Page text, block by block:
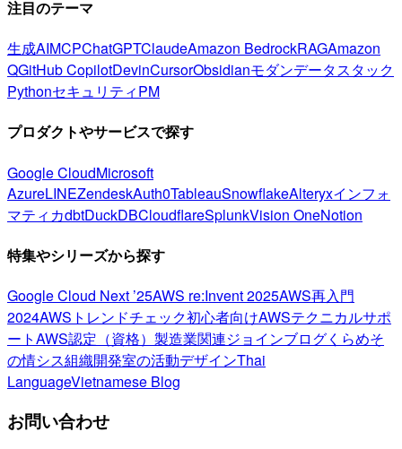
注目のテーマ
生成AIMCPChatGPTClaudeAmazon BedrockRAGAmazon
QGitHub CopilotDevinCursorObsidianモダンデータスタック
PythonセキュリティPM
プロダクトやサービスで探す
Google CloudMicrosoft
AzureLINEZendeskAuth0TableauSnowflakeAlteryxインフォ
マティカdbtDuckDBCloudflareSplunkVision OneNotion
特集やシリーズから探す
Google Cloud Next ’25AWS re:Invent 2025AWS再入門
2024AWSトレンドチェック初心者向けAWSテクニカルサポ
ートAWS認定（資格） 製造業関連ジョインブログくらめそ
の情シス組織開発室の活動デザインThai
LanguageVietnamese Blog
お問い合わせ